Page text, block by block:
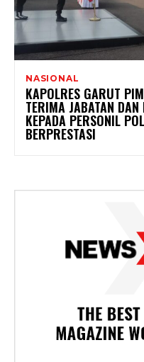
NASIONAL
KAPOLRES GARUT
TERIMA JABATAN
KEPADA PERSONIL
BERPRESTASI